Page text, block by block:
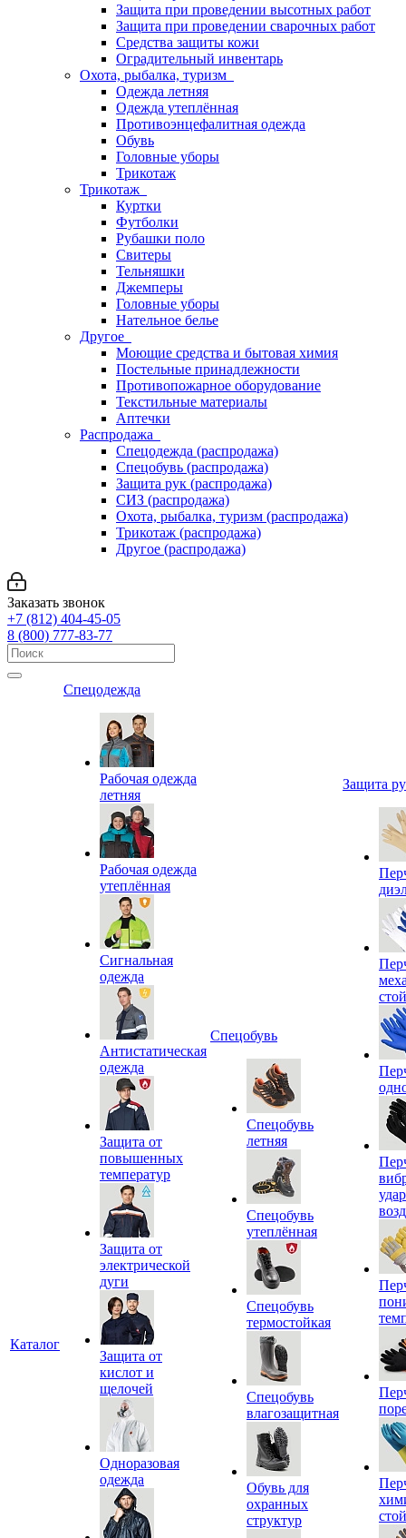
Защита при проведении высотных работ
Защита при проведении сварочных работ
Средства защиты кожи
Оградительный инвентарь
Охота, рыбалка, туризм
Одежда летняя
Одежда утеплённая
Противоэнцефалитная одежда
Обувь
Головные уборы
Трикотаж
Трикотаж
Куртки
Футболки
Рубашки поло
Свитеры
Тельняшки
Джемперы
Головные уборы
Нательное белье
Другое
Моющие средства и бытовая химия
Постельные принадлежности
Противопожарное оборудование
Текстильные материалы
Аптечки
Распродажа
Спецодежда (распродажа)
Спецобувь (распродажа)
Защита рук (распродажа)
СИЗ (распродажа)
Охота, рыбалка, туризм (распродажа)
Трикотаж (распродажа)
Другое (распродажа)
Заказать звонок
+7 (812) 404-45-05
8 (800) 777-83-77
Каталог
Спецодежда
Рабочая одежда
летняя
Рабочая одежда
утеплённая
Сигнальная
одежда
Антистатическая
одежда
Защита от
повышенных
температур
Защита от
электрической
дуги
Защита от
кислот и
щелочей
Одноразовая
одежда
Спецобувь
Спецобувь
летняя
Спецобувь
утеплённая
Спецобувь
термостойкая
Спецобувь
влагозащитная
Обувь для
охранных
структур
Защита